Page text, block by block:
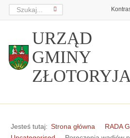
URZĄD
GMINY
Jesteś tutaj: Strona główna
RADA